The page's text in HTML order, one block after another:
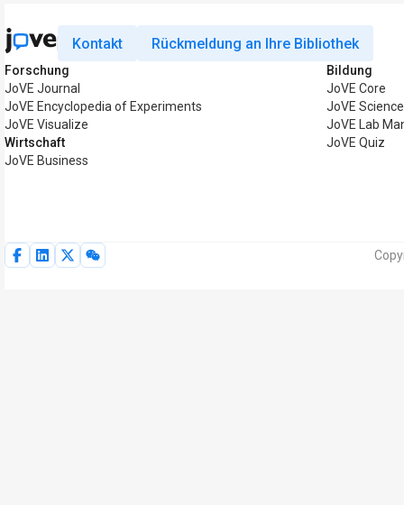
Kontakt Rückmeldung an Ihre Bibliothek
Forschung
JoVE Journal
JoVE Encyclopedia of Experiments
JoVE Visualize
Wirtschaft
JoVE Business
Bildung
JoVE Core
JoVE
JoVE Lab
JoVE Quiz